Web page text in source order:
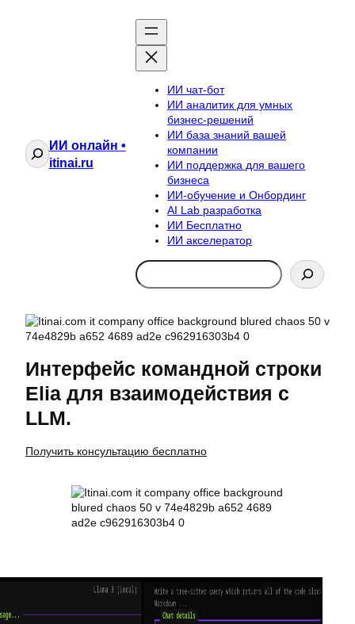
ПоискИИ онлайн •
itinai.ru
ИИ чат-бот
ИИ аналитик для умных
бизнес-решений
ИИ база знаний вашей
компании
ИИ поддержка для вашего
бизнеса
ИИ-обучение и Онбординг
AI Lab разработка
ИИ Бесплатно
ИИ акселератор
Search
Интерфейс командной строки
Elia для взаимодействия с
LLM.
Получить консультацию бесплатно